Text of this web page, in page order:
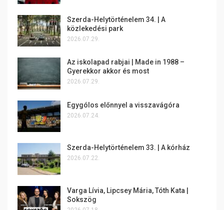
Szerda-Helytörténelem 34. | A
közlekedési park
2026.07.29.
Az iskolapad rabjai | Made in 1988 –
Gyerekkor akkor és most
2026.07.29.
Egygólos előnnyel a visszavágóra
2026.07.24.
Szerda-Helytörténelem 33. | A kórház
2026.07.22.
Varga Lívia, Lipcsey Mária, Tóth Kata |
Sokszög